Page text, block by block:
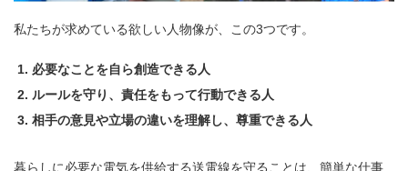
私たちが求めている欲しい人物像が、この3つです。
必要なことを自ら創造できる人
ルールを守り、責任をもって行動できる人
相手の意見や立場の違いを理解し、尊重できる人
暮らしに必要な電気を供給する送電線を守ることは、簡単な仕事